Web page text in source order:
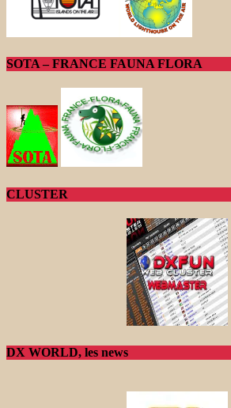
SOTA – FRANCE FAUNA FLORA
CLUSTER
DX WORLD, les news